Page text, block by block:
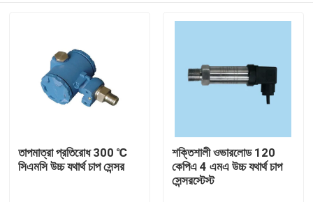
তাপমাত্রা প্রতিরোধ 300 ℃
সিএমসি উচ্চ যথার্থ চাপ সেন্সর
শক্তিশালী ওভারলোড 120
কেপিএ 4 এমএ উচ্চ যথার্থ চাপ
সেন্সরস্টেস্ট